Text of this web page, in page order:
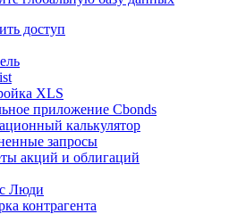
доступ
XLS
приложение Cbonds
калькулятор
запросы
акций и облигаций
Люди
контрагента